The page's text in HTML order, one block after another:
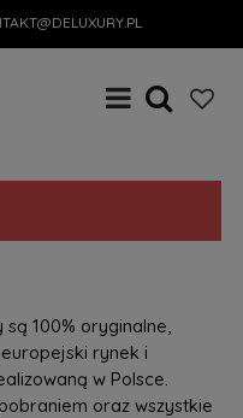
100% oryginalne,
rynek i
w Polsce.
oraz wszystkie